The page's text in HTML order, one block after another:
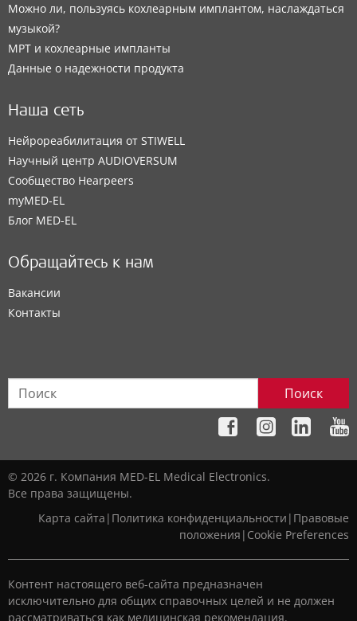
Можно ли, пользуясь кохлеарным имплантом, наслаждаться
музыкой?
МРТ и кохлеарные импланты
Данные о надежности продукта
Наша сеть
Нейрореабилитация от STIWELL
Научный центр AUDIOVERSUM
Сообщество Hearpeers
myMED‑EL
Блог MED-EL
Обращайтесь к нам
Вакансии
Контакты
Поиск
© 2026 г. Компания MED-EL Medical Electronics.
Все права защищены.
Карта сайта | Политика конфиденциальности | Правовые
положения | Cookie Preferences
Контент настоящего веб-сайта предназначен
исключительно для общих справочных целей и не должен
рассматриваться как медицинская рекомендация.